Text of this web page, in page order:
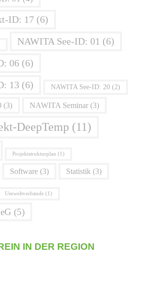
ID: 17 (6)
NAWITA See-ID: 01 (6)
06 (6)
13 (6) NAWITA See-ID: 20 (2)
(3) NAWITA Seminar (3)
DeepTemp (11)
Projektstrukturplan (1)
Software (3) Statistik (3)
Umweltverbände (1)
(5)
IN DER REGION